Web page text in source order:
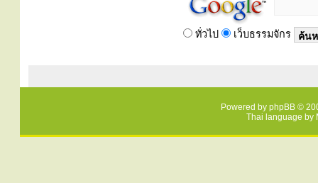
ทั่วไป เว็บธรรมจักร
Powered by phpBB ©
Thai language by